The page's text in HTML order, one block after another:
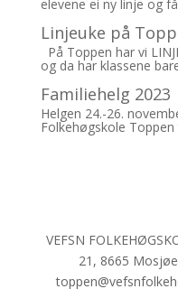
elevene ei ny linje og
Linjeuke på
På Toppen har vi
og da har klassene
Familiehelg 2023
Helgen 24.-26.
Folkehøgskole
VEFSN
21, 8665